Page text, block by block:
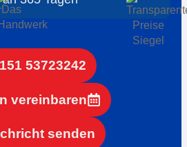
53723242
vereinbaren
senden